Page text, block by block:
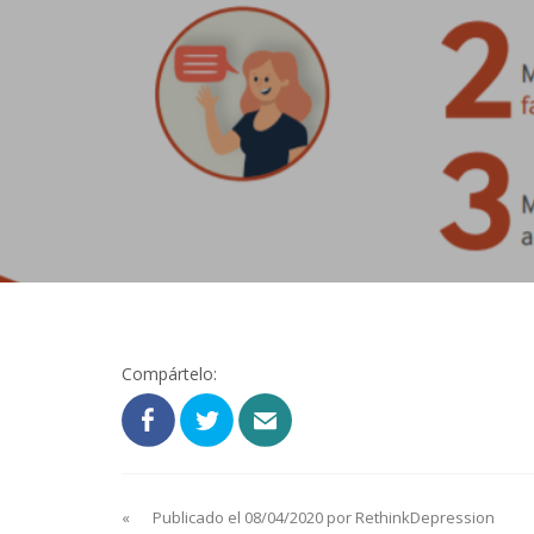
Compártelo:
« Publicado el 08/04/2020 por RethinkDepression